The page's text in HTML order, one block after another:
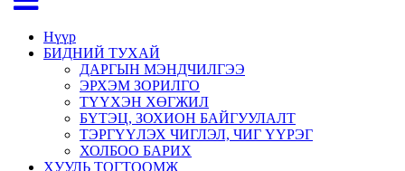
Нүүр
БИДНИЙ ТУХАЙ
ДАРГЫН МЭНДЧИЛГЭЭ
ЭРХЭМ ЗОРИЛГО
ТҮҮХЭН ХӨГЖИЛ
БҮТЭЦ, ЗОХИОН БАЙГУУЛАЛТ
ТЭРГҮҮЛЭХ ЧИГЛЭЛ, ЧИГ ҮҮРЭГ
ХОЛБОО БАРИХ
ХУУЛЬ ТОГТООМЖ